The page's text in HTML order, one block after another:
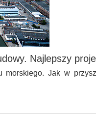
Najlepszy
Jak w